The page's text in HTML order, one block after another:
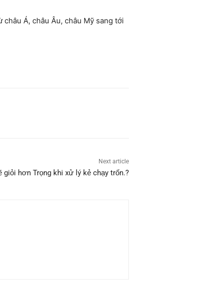
Á, châu Âu, châu Mỹ sang tới
Next article
giỏi hơn Trọng khi xử lý kẻ chạy trốn.?